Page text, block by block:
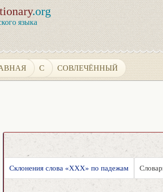
.org
языка
С СОВЛЕЧЁННЫЙ
Склонения слова «XXX» по падежам